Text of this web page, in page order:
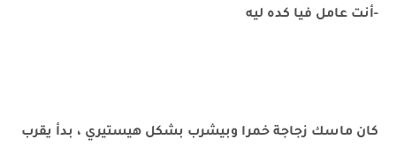
-أنت عامل فيا كده ليه
كان ماسك زجاجة خمرا وبيشرب بشكل هيستيري ، بدأ يقرب